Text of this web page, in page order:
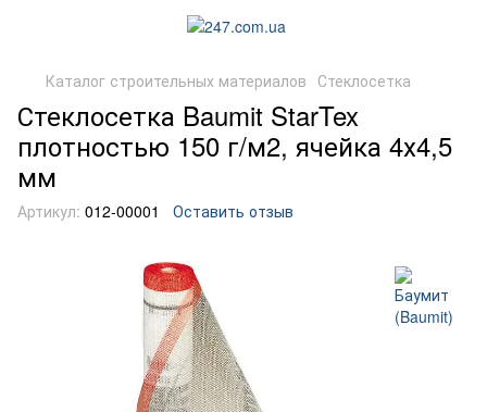
Каталог строительных материалов Стеклосетка
Стеклосетка Baumit StarTex
плотностью 150 г/м2, ячейка 4х4,5
мм
Артикул: 012-00001 Оставить отзыв